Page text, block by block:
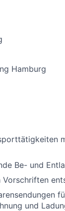
Hamburg
Be- und
und